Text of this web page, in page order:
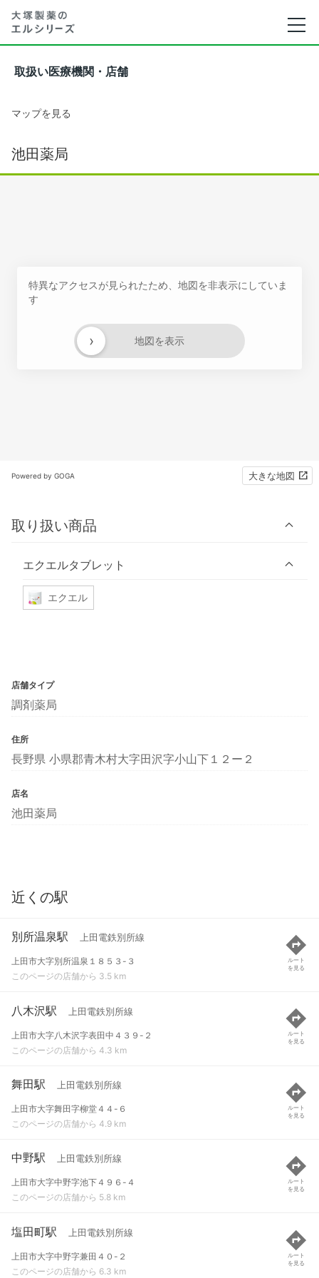
取扱い医療機関・店舗
マップを見る
池田薬局
特異なアクセスが見られたため、地図を非表示にしていま
す
地図を表示
›
Powered by GOGA 大きな地図
取り扱い商品
エクエルタブレット
エクエル
店舗タイプ
調剤薬局
住所
長野県 小県郡青木村大字田沢字小山下１２ー２
店名
池田薬局
近くの駅
別所温泉駅 上田電鉄別所線
上田市大字別所温泉１８５３-３
このページの店舗から 3.5 km
ルート
を見る
八木沢駅 上田電鉄別所線
上田市大字八木沢字表田中４３９-２
このページの店舗から 4.3 km
ルート
を見る
舞田駅 上田電鉄別所線
上田市大字舞田字柳堂４４-６
このページの店舗から 4.9 km
ルート
を見る
中野駅 上田電鉄別所線
上田市大字中野字池下４９６-４
このページの店舗から 5.8 km
ルート
を見る
塩田町駅 上田電鉄別所線
上田市大字中野字兼田４０-２
このページの店舗から 6.3 km
ルート
を見る